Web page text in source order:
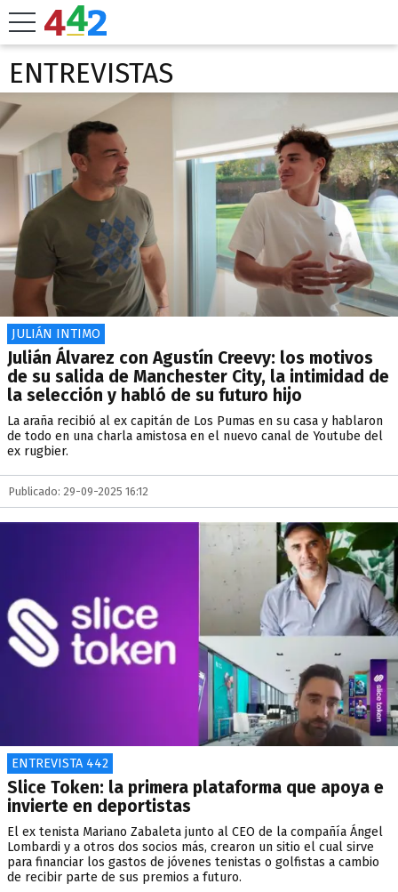
ENTREVISTAS
JULIÁN INTIMO
Julián Álvarez con Agustín Creevy: los motivos
de su salida de Manchester City, la intimidad de
la selección y habló de su futuro hijo
La araña recibió al ex capitán de Los Pumas en su casa y hablaron
de todo en una charla amistosa en el nuevo canal de Youtube del
ex rugbier.
Publicado: 29-09-2025 16:12
ENTREVISTA 442
Slice Token: la primera plataforma que apoya e
invierte en deportistas
El ex tenista Mariano Zabaleta junto al CEO de la compañía Ángel
Lombardi y a otros dos socios más, crearon un sitio el cual sirve
para financiar los gastos de jóvenes tenistas o golfistas a cambio
de recibir parte de sus premios a futuro.